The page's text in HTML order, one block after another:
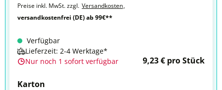
Preise inkl. MwSt. zzgl. Versandkosten,
versandkostenfrei (DE) ab 99€**
Verfügbar
Lieferzeit: 2-4 Werktage*
Nur noch 1 sofort verfügbar
9,23 € pro Stück
Karton